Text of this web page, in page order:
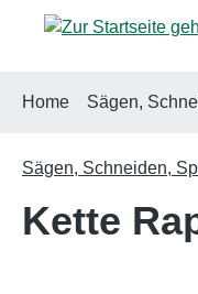
Hauptinhalt springen
Zur Suche springen
Zur
Home Sägen,
Sägen, Schneiden,
Kette